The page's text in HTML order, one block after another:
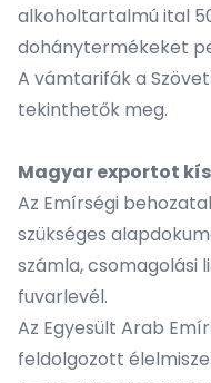
alkoholtartalmú ital
dohánytermékeket
A vámtarifák a
tekinthetők meg.
Magyar exportot
Az Emírségi
szükséges
számla, csomagolási
fuvarlevél.
Az Egyesült Arab
feldolgozott